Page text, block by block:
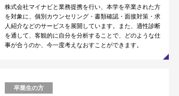
株式会社マイナビと業務提携を行い、本学を卒業された方
を対象に、個別カウンセリング・書類確認・面接対策・求
人紹介などのサービスを展開しています。また、適性診断
を通して、客観的に自分を分析することで、どのような仕
事が合うのか、今一度考えなおすことができます。
卒業生の方